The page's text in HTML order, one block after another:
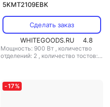
5KMT2109EBK
Сделать заказ
WHITEGOODS.RU
4.8
Мощность: 900 Вт , количество
отделений: 2 , количество тостов: 2
-17%